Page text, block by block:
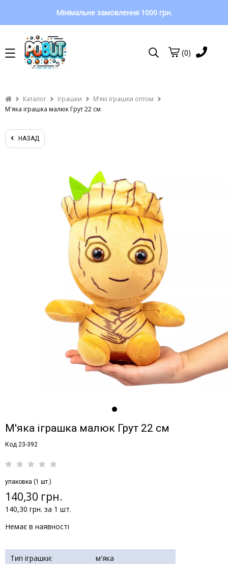
Мінімальне замовлення 1000 грн.
(0)
Каталог Іграшки
Мʼякі іграшки оптом
М'яка іграшка малюк Грут 22 см
НАЗАД
М'яка іграшка малюк Грут 22 см
Код 23-392
упаковка (1 шт.)
140,30 грн.
140,30 грн. за 1 шт.
Немає в наявності
Тип іграшки:
м'яка